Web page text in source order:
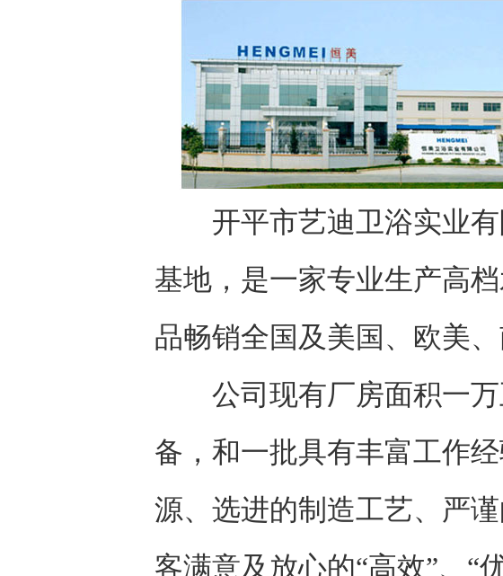
开平市艺迪卫浴实业有
基地，是一家专业生产高
品畅销全国及美国、欧美
公司现有厂房面积一万
备，和一批具有丰富工作
源、选进的制造工艺、严
客满意及放心的“高效”、“